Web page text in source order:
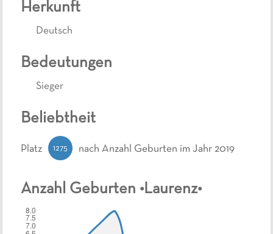
Herkunft
Deutsch
Bedeutungen
Sieger
Beliebtheit
Platz 1275 nach Anzahl Geburten im Jahr 2019
Anzahl Geburten •Laurenz•